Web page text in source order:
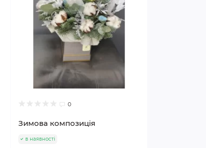
0
Зимова композиція
в наявності